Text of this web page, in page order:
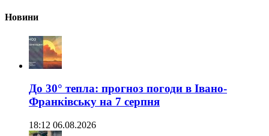
Новини
До 30° тепла: прогноз погоди в Івано-
Франківську на 7 серпня
18:12 06.08.2026